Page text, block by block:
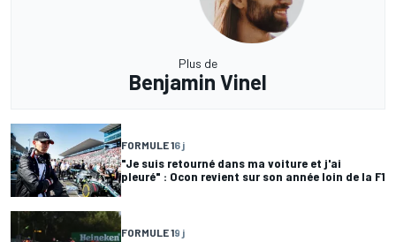
Plus de
Benjamin Vinel
FORMULE 16 j
"Je suis retourné dans ma voiture et j'ai
pleuré" : Ocon revient sur son année loin de la F1
FORMULE 19 j